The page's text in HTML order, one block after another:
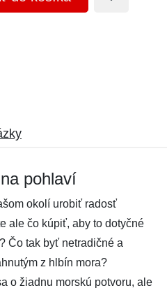
pohlaví
okolí urobiť radosť
ale čo kúpiť, aby to dotyčné
Čo tak byť netradičné a
z hlbín mora?
o žiadnu morskú potvoru, ale